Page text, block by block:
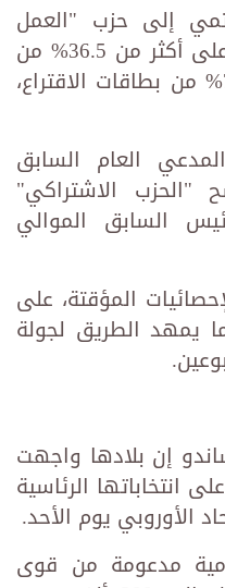
إلى حزب "العمل
والتضامن" الموالي للغرب، على أكثر من 36.5% من
الأصوات، بعد فرز حوالي 76% من بطاقات الاقتراع،
العام السابق
"الحزب الاشتراكي"
السابق الموالي
المؤقتة، على
ما يمهد الطريق لجولة
إن بلادها واجهت
انتخاباتها الرئاسية
الأوروبي يوم الأحد.
مدعومة من قوى